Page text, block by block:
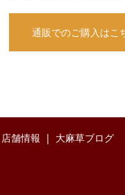
通販でのご購入はこ
店舗情報 大麻草ブログ